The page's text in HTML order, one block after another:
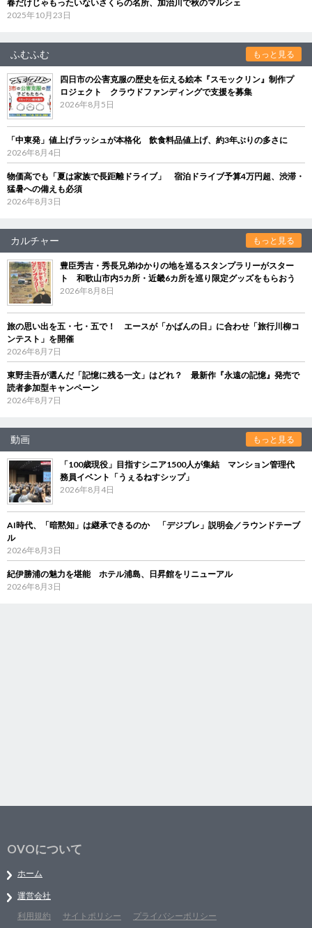
春だけじゃもったいないさくらの名所、加治川で秋のマルシェ
2025年10月23日
ふむふむ もっと見る
四日市の公害克服の歴史を伝える絵本『スモックリン』制作プ
ロジェクト クラウドファンディングで支援を募集
2026年8月5日
「中東発」値上げラッシュが本格化 飲食料品値上げ、約3年ぶりの多さに
2026年8月4日
物価高でも「夏は家族で長距離ドライブ」 宿泊ドライブ予算4万円超、渋滞・
猛暑への備えも必須
2026年8月3日
カルチャー もっと見る
豊臣秀吉・秀長兄弟ゆかりの地を巡るスタンプラリーがスター
ト 和歌山市内5カ所・近畿6カ所を巡り限定グッズをもらおう
2026年8月8日
旅の思い出を五・七・五で！ エースが「かばんの日」に合わせ「旅行川柳コ
ンテスト」を開催
2026年8月7日
東野圭吾が選んだ「記憶に残る一文」はどれ？ 最新作『永遠の記憶』発売で
読者参加型キャンペーン
2026年8月7日
動画 もっと見る
「100歳現役」目指すシニア1500人が集結 マンション管理代
務員イベント「うぇるねすシップ」
2026年8月4日
AI時代、「暗黙知」は継承できるのか 「デジブレ」説明会／ラウンドテーブ
ル
2026年8月3日
紀伊勝浦の魅力を堪能 ホテル浦島、日昇館をリニューアル
2026年8月3日
OVOについて
ホーム
運営会社
利用規約
サイトポリシー プライバシーポリシー